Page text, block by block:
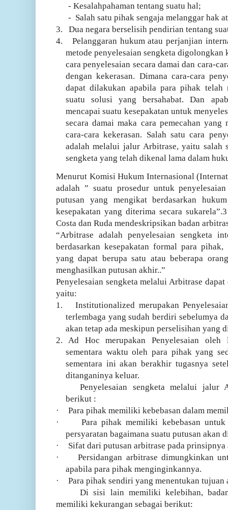
- Kesalahpahaman tentang suatu hal;
- Salah satu pihak sengaja melanggar hak
3.
Dua negara berselisih pendirian tentang
4.
Pelanggaran hukum atau perjanjian
metode penyelesaian sengketa
cara penyelesaian secara damai dan cara-
dengan kekerasan. Dimana cara-cara
dapat dilakukan apabila para pihak telah
suatu solusi yang bersahabat. Dan
mencapai suatu kesepakatan untuk
secara damai maka cara pemecahan
cara-cara kekerasan. Salah satu cara
adalah melalui jalur Arbitrase, yaitu salah
sengketa yang telah dikenal lama dalam
Menurut Komisi Hukum Internasional
adalah ” suatu prosedur untuk
putusan yang mengikat berdasarkan
kesepakatan yang diterima secara
Costa dan Ruda mendeskripsikan badan
“Arbitrase adalah penyelesaian sengketa
berdasarkan kesepakatan formal para
yang dapat berupa satu atau beberapa
menghasilkan putusan akhir..”
Penyelesaian sengketa melalui Arbitrase
yaitu:
1.
Institutionalized merupakan
terlembaga yang sudah berdiri sebelumya
akan tetap ada meskipun perselisihan yang
2. Ad Hoc merupakan Penyelesaian oleh
sementara waktu oleh para pihak yang
sementara ini akan berakhir tugasnya
ditanganinya keluar.
Penyelesaian sengketa melalui
berikut :
·
Para pihak memiliki kebebasan dalam
·
Para pihak memiliki kebebasan
persyaratan bagaimana suatu putusan akan
·
Sifat dari putusan arbitrase pada
·
Persidangan arbitrase dimungkinkan
apabila para pihak menginginkannya.
·
Para pihak sendiri yang menentukan tujuan
Di sisi lain memiliki kelebihan,
memiliki kekurangan sebagai berikut: